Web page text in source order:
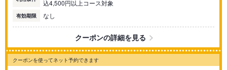
込4,500円以上コース対象
有効期限 なし
クーポンの詳細を見る
クーポンを使ってネット予約できます